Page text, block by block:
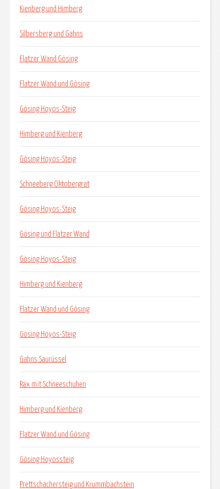
Kienberg und Himberg
Silbersberg und Gahns
Flatzer Wand Gösing
Flatzer Wand und Gösing
Gösing Hoyos-Steig
Himberg und Kienberg
Gösing Hoyos-Steig
Schneeberg Oktobergrat
Gösing Hoyos-Steig
Gösing und Flatzer Wand
Gösing Hoyos-Steig
Himberg und Kienberg
Flatzer Wand und Gösing
Gösing Hoyos-Steig
Gahns Saurüssel
Rax mit Schneeschuhen
Himberg und Kienberg
Flatzer Wand und Gösing
Gösing Hoyossteig
Prettschachersteig und Krummbachstein